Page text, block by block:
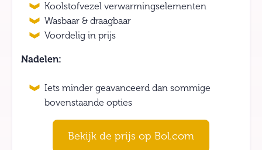
Koolstofvezel verwarmingselementen
Wasbaar & draagbaar
Voordelig in prijs
Nadelen:
Iets minder geavanceerd dan sommige
bovenstaande opties
Bekijk de prijs op Bol.com